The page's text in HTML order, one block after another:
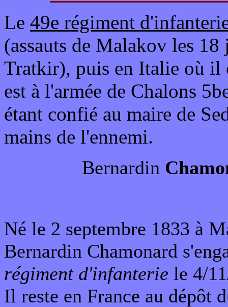
Le 49e régiment
(assauts de Malakov les
Tratkir), puis en Italie où il
est à l'armée de Chalons
étant confié au maire de
mains de l'ennemi.
Bernardin
Né le 2 septembre 1833 à
Bernardin Chamonard
régiment d'infanterie le 4/
Il reste en France au dépôt